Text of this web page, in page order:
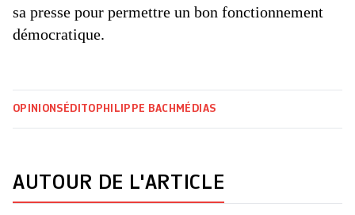
sa presse pour permettre un bon fonctionnement
démocratique.
OPINIONS ÉDITO PHILIPPE BACH MÉDIAS
AUTOUR DE L'ARTICLE